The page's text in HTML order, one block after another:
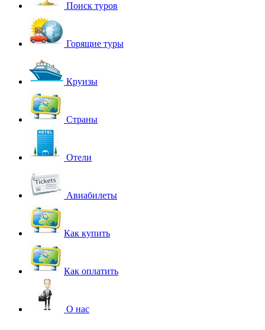
Поиск туров
Горящие туры
Круизы
Страны
Отели
Авиабилеты
Как купить
Как оплатить
О нас